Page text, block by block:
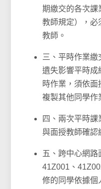
期繳交的各次課
教師規定），必
教師。
三、平時作業繳
遺失影響平時成
時作業，須依
複製其他同學作
四、兩次平時
與面授教師確認
五、跨中心網
41Z001、
修的同學依據個